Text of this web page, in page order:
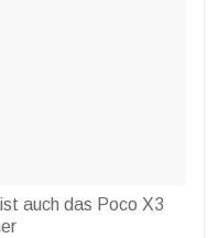
auch das Poco X3